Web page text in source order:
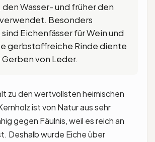
den Wasser- und früher den
Besonders
Eichenfässer für Wein und
gerbstoffreiche Rinde diente
Gerben von Leder.
zu den wertvollsten heimischen
ist von Natur aus sehr
gegen Fäulnis, weil es reich an
Deshalb wurde Eiche über